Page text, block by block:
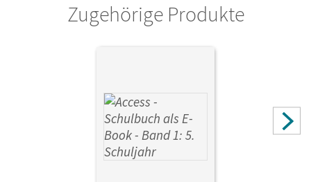
Zugehörige Produkte